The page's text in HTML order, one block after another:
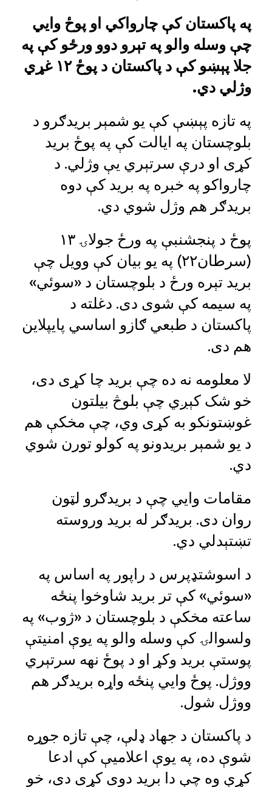
په پاکستان کې چارواکي او پوځ وايي
چې وسله والو په تېرو دوو ورځو کې په
جلا پېښو کې د پاکستان د پوځ ۱۲ غړي
وژلي دي.
په تازه پېښې کې یو شمېر بریدګرو د
بلوچستان په ایالت کې په پوځ برید
کړی او درې سرتېري یې وژلي. د
چارواکو په خبره په برید کې دوه
بریدګر هم وژل شوي دي.
پوځ د پنجشنبې په ورځ جولاۍ ۱۳
(سرطان۲۲) په یو بیان کې وویل چې
برید تېره ورځ د بلوچستان د «سوئي»
په سیمه کې شوی دی. دغلته د
پاکستان د طبعي ګازو اساسي پایپلاین
هم دی.
لا معلومه نه ده چې برید چا کړی دی،
خو شک کېږي چې بلوڅ بیلتون
غوښتونکو به کړی وي، چې مخکې هم
د یو شمېر بریدونو په کولو تورن شوي
دي.
مقامات وايي چې د بریدګرو لټون
روان دی. بریدګر له برید وروسته
تښتېدلي دي.
د اسوشتډپرس د راپور په اساس په
«سوئي» کې تر برید شاوخوا پنځه
ساعته مخکې د بلوچستان د «ژوب» په
ولسوالۍ کې وسله والو په یوې امنیتې
پوستې برید وکړ او د پوځ نهه سرتېري
ووژل. پوځ وايي پنځه واړه بریدګر هم
ووژل شول.
د پاکستان د جهاد ډلې، چې تازه جوړه
شوې ده، په یوې اعلامیې کې ادعا
کړې وه چې دا برید دوی کړی دی، خو